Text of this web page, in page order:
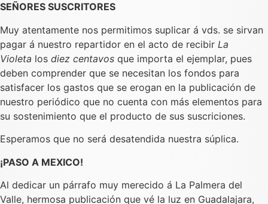
SEÑORES SUSCRITORES
Muy atentamente nos permitimos suplicar á vds. se sirvan
pagar á nuestro repartidor en el acto de recibir La
Violeta los diez centavos que importa el ejemplar, pues
deben comprender que se necesitan los fondos para
satisfacer los gastos que se erogan en la publicación de
nuestro periódico que no cuenta con más elementos para
su sostenimiento que el producto de sus suscriciones.
Esperamos que no será desatendida nuestra súplica.
¡PASO A MEXICO!
Al dedicar un párrafo muy merecido á La Palmera del
Valle, hermosa publicación que vé la luz en Guadalajara,